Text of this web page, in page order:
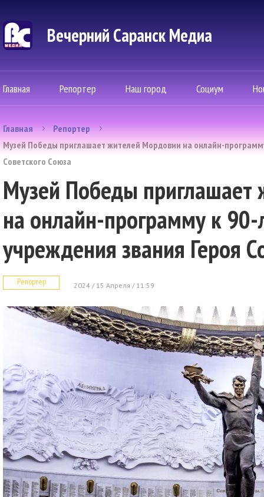
Вечерний Саранск Mедиа
Главная Репортер Наш город Социум
Главная
Репортер
Музей Победы приглашает жителей Мордовии на онлайн-
Советского Союза
Музей Победы
на онлайн-программу к
учреждения звания Героя
Репортер 2024 / 15 Апреля / 11:59